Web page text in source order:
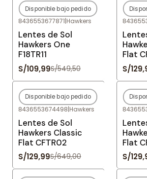
-80%OFF
Agotado
Disponible bajo pedido
8436553677871|Hawkers
Lentes de Sol
Hawkers One
F18TR11
S/109,99S/549,50
-
Flat
S/
-80%OFF
Agotado
Disponible bajo pedido
8436553674498|Hawkers
Lentes de Sol
Hawkers Classic
Flat CFTR02
S/129,99S/649,00
-
Flat
S/